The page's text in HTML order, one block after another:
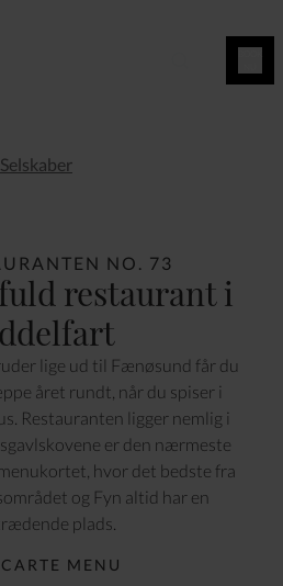
NO. 73
restaurant i
lige ud til Fænøsund får du
året rundt, når du spiser i
Restauranten ligger nemlig i
er den nærmeste
hvor det bedste fra
og Fyn altid har en
plads.
MENU